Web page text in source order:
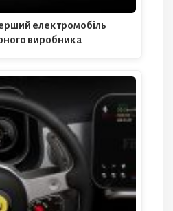
електромобіль
виробника